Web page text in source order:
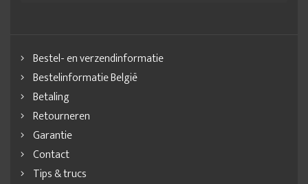
Bestel- en verzendinformatie
Bestelinformatie België
Betaling
Retourneren
Garantie
Contact
Tips & trucs